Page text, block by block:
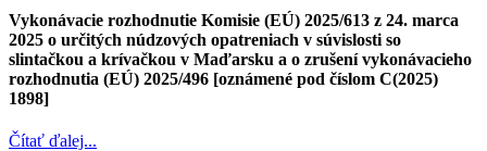
Vykonávacie rozhodnutie Komisie (EÚ) 2025/613 z 24. marca
2025 o určitých núdzových opatreniach v súvislosti so
slintačkou a krívačkou v Maďarsku a o zrušení vykonávacieho
rozhodnutia (EÚ) 2025/496 [oznámené pod číslom C(2025)
1898]
Čítať ďalej...